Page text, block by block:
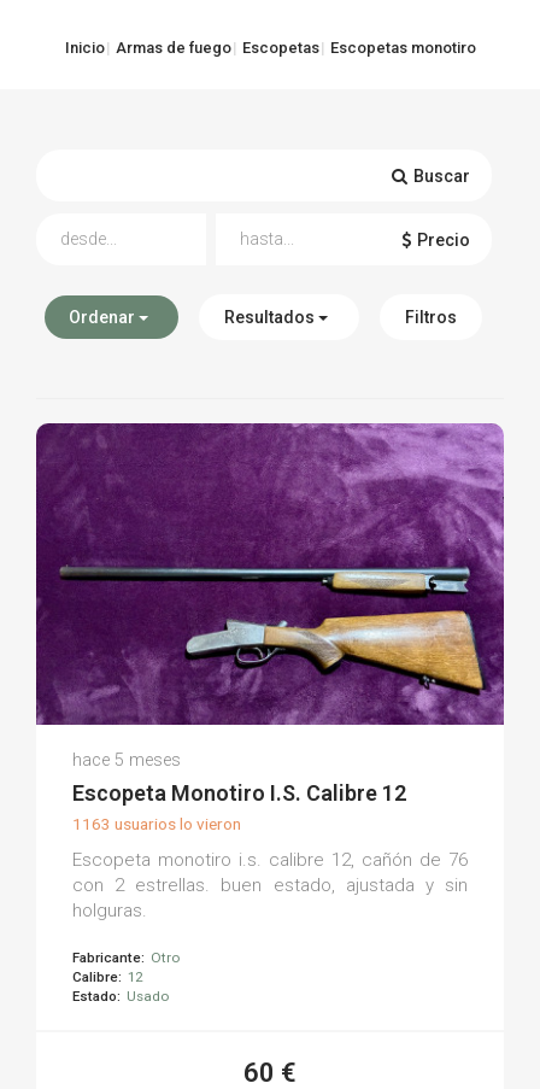
Inicio Armas de fuego Escopetas Escopetas monotiro
Buscar
Precio
Ordenar Resultados Filtros
(0)
hace 5 meses
Escopeta Monotiro I.S. Calibre 12
1163 usuarios lo vieron
Escopeta monotiro i.s. calibre 12, cañón de 76
con 2 estrellas. buen estado, ajustada y sin
holguras.
Fabricante: Otro
Calibre: 12
Estado: Usado
60 €